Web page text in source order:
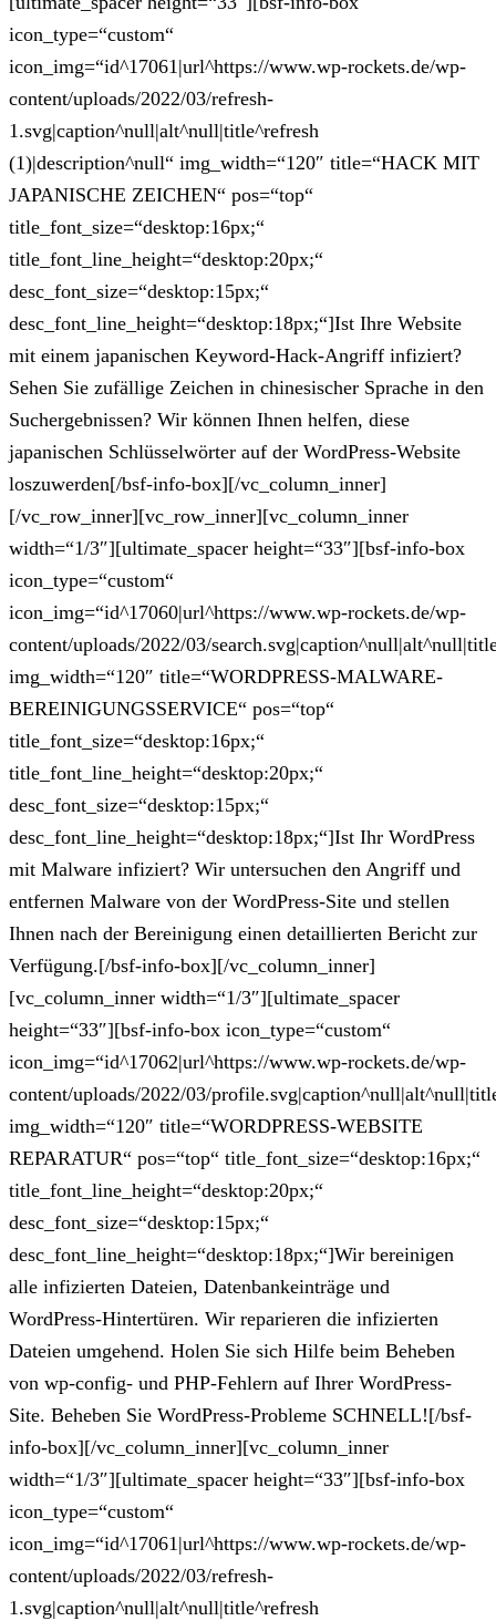
icon_type=“custom“
icon_img=“id^17061|url^https://www.wp-rockets.de/wp-
content/uploads/2022/03/refresh-
1.svg|caption^null|alt^null|title^refresh
(1)|description^null“ img_width=“120″ title=“HACK MIT
JAPANISCHE ZEICHEN“ pos=“top“
title_font_size=“desktop:16px;“
title_font_line_height=“desktop:20px;“
desc_font_size=“desktop:15px;“
desc_font_line_height=“desktop:18px;“]Ist Ihre Website
mit einem japanischen Keyword-Hack-Angriff infiziert?
Sehen Sie zufällige Zeichen in chinesischer Sprache in den
Suchergebnissen? Wir können Ihnen helfen, diese
japanischen Schlüsselwörter auf der WordPress-Website
loszuwerden[/bsf-info-box][/vc_column_inner]
[/vc_row_inner][vc_row_inner][vc_column_inner
width=“1/3″][ultimate_spacer height=“33″][bsf-info-box
icon_type=“custom“
icon_img=“id^17060|url^https://www.wp-rockets.de/wp-
content/uploads/2022/03/
img_width=“120″ title=“WORDPRESS-MALWARE-
BEREINIGUNGSSERVICE“ pos=“top“
title_font_size=“desktop:16px;“
title_font_line_height=“desktop:20px;“
desc_font_size=“desktop:15px;“
desc_font_line_height=“desktop:18px;“]Ist Ihr WordPress
mit Malware infiziert? Wir untersuchen den Angriff und
entfernen Malware von der WordPress-Site und stellen
Ihnen nach der Bereinigung einen detaillierten Bericht zur
Verfügung.[/bsf-info-box][/vc_column_inner]
[vc_column_inner width=“1/3″][ultimate_spacer
height=“33″][bsf-info-box icon_type=“custom“
icon_img=“id^17062|url^https://www.wp-rockets.de/wp-
content/uploads/2022/03/
img_width=“120″ title=“WORDPRESS-WEBSITE
REPARATUR“ pos=“top“ title_font_size=“desktop:16px;“
title_font_line_height=“desktop:20px;“
desc_font_size=“desktop:15px;“
desc_font_line_height=“desktop:18px;“]Wir bereinigen
alle infizierten Dateien, Datenbankeinträge und
WordPress-Hintertüren. Wir reparieren die infizierten
Dateien umgehend. Holen Sie sich Hilfe beim Beheben
von wp-config- und PHP-Fehlern auf Ihrer WordPress-
Site. Beheben Sie WordPress-Probleme SCHNELL![/bsf-
info-box][/vc_column_inner][vc_column_inner
width=“1/3″][ultimate_spacer height=“33″][bsf-info-box
icon_type=“custom“
icon_img=“id^17061|url^https://www.wp-rockets.de/wp-
content/uploads/2022/03/refresh-
1.svg|caption^null|alt^null|title^refresh